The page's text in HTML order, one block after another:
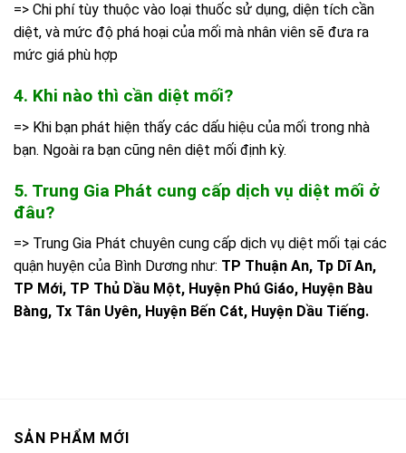
=> Chi phí tùy thuộc vào loại thuốc sử dụng, diện tích cần
diệt, và mức độ phá hoại của mối mà nhân viên sẽ đưa ra
mức giá phù hợp
4. Khi nào thì cần diệt mối?
=> Khi bạn phát hiện thấy các dấu hiệu của mối trong nhà
bạn. Ngoài ra bạn cũng nên diệt mối định kỳ.
5. Trung Gia Phát cung cấp dịch vụ diệt mối ở
đâu?
=> Trung Gia Phát chuyên cung cấp dịch vụ diệt mối tại các
quận huyện của Bình Dương như: TP Thuận An, Tp Dĩ An,
TP Mới, TP Thủ Dầu Một, Huyện Phú Giáo, Huyện Bàu
Bàng, Tx Tân Uyên, Huyện Bến Cát, Huyện Dầu Tiếng.
SẢN PHẨM MỚI